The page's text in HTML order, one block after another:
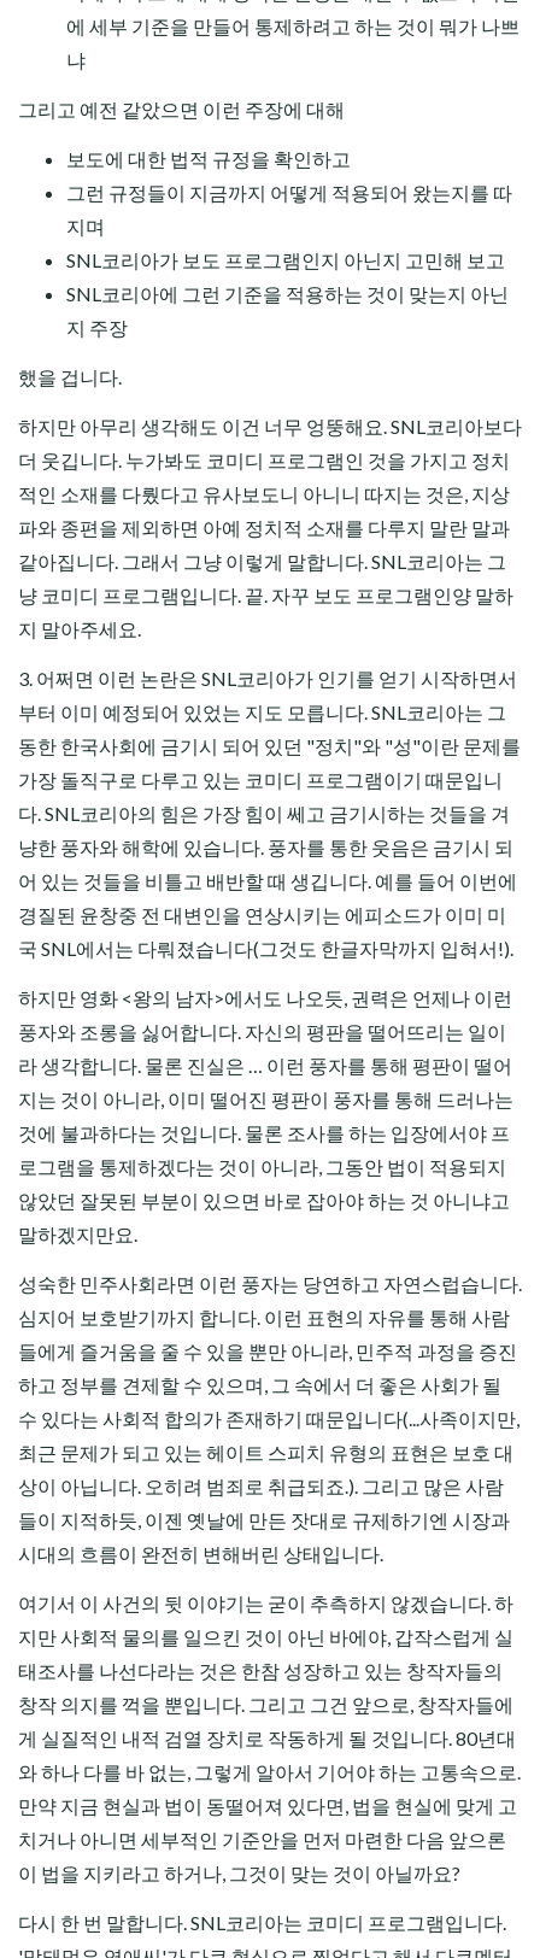
에 세부 기준을 만들어 통제하려고 하는 것이 뭐가 나쁘
냐
그리고 예전 같았으면 이런 주장에 대해
보도에 대한 법적 규정을 확인하고
그런 규정들이 지금까지 어떻게 적용되어 왔는지를 따
지며
SNL코리아가 보도 프로그램인지 아닌지 고민해 보고
SNL코리아에 그런 기준을 적용하는 것이 맞는지 아닌
지 주장
했을 겁니다.
하지만 아무리 생각해도 이건 너무 엉뚱해요. SNL코리아보다
더 웃깁니다. 누가봐도 코미디 프로그램인 것을 가지고 정치
적인 소재를 다뤘다고 유사보도니 아니니 따지는 것은, 지상
파와 종편을 제외하면 아예 정치적 소재를 다루지 말란 말과
같아집니다. 그래서 그냥 이렇게 말합니다. SNL코리아는 그
냥 코미디 프로그램입니다. 끝. 자꾸 보도 프로그램인양 말하
지 말아주세요.
3. 어쩌면 이런 논란은 SNL코리아가 인기를 얻기 시작하면서
부터 이미 예정되어 있었는 지도 모릅니다. SNL코리아는 그
동한 한국사회에 금기시 되어 있던 "정치"와 "성"이란 문제를
가장 돌직구로 다루고 있는 코미디 프로그램이기 때문입니
다. SNL코리아의 힘은 가장 힘이 쎄고 금기시하는 것들을 겨
냥한 풍자와 해학에 있습니다. 풍자를 통한 웃음은 금기시 되
어 있는 것들을 비틀고 배반할 때 생깁니다. 예를 들어 이번에
경질된 윤창중 전 대변인을 연상시키는 에피소드가 이미 미
국 SNL에서는 다뤄졌습니다(그것도 한글자막까지 입혀서!).
하지만 영화 <왕의 남자>에서도 나오듯, 권력은 언제나 이런
풍자와 조롱을 싫어합니다. 자신의 평판을 떨어뜨리는 일이
라 생각합니다. 물론 진실은 … 이런 풍자를 통해 평판이 떨어
지는 것이 아니라, 이미 떨어진 평판이 풍자를 통해 드러나는
것에 불과하다는 것입니다. 물론 조사를 하는 입장에서야 프
로그램을 통제하겠다는 것이 아니라, 그동안 법이 적용되지
않았던 잘못된 부분이 있으면 바로 잡아야 하는 것 아니냐고
말하겠지만요.
성숙한 민주사회라면 이런 풍자는 당연하고 자연스럽습니다.
심지어 보호받기까지 합니다. 이런 표현의 자유를 통해 사람
들에게 즐거움을 줄 수 있을 뿐만 아니라, 민주적 과정을 증진
하고 정부를 견제할 수 있으며, 그 속에서 더 좋은 사회가 될
수 있다는 사회적 합의가 존재하기 때문입니다(...사족이지만,
최근 문제가 되고 있는 헤이트 스피치 유형의 표현은 보호 대
상이 아닙니다. 오히려 범죄로 취급되죠.). 그리고 많은 사람
들이 지적하듯, 이젠 옛날에 만든 잣대로 규제하기엔 시장과
시대의 흐름이 완전히 변해버린 상태입니다.
여기서 이 사건의 뒷 이야기는 굳이 추측하지 않겠습니다. 하
지만 사회적 물의를 일으킨 것이 아닌 바에야, 갑작스럽게 실
태조사를 나선다라는 것은 한참 성장하고 있는 창작자들의
창작 의지를 꺽을 뿐입니다. 그리고 그건 앞으로, 창작자들에
게 실질적인 내적 검열 장치로 작동하게 될 것입니다. 80년대
와 하나 다를 바 없는, 그렇게 알아서 기어야 하는 고통속으로.
만약 지금 현실과 법이 동떨어져 있다면, 법을 현실에 맞게 고
치거나 아니면 세부적인 기준안을 먼저 마련한 다음 앞으론
이 법을 지키라고 하거나, 그것이 맞는 것이 아닐까요?
다시 한 번 말합니다. SNL코리아는 코미디 프로그램입니다.